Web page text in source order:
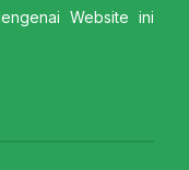
Website ini